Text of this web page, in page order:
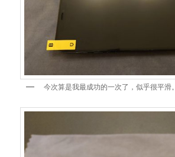
今次算是我最成功的一次了，似乎很平滑。